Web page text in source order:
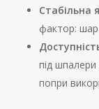
Стабільна
фактор: шар
під
попри